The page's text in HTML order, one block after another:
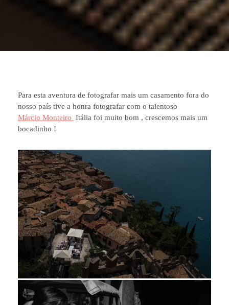
Para esta aventura de fotografar mais um casamento fora do
nosso país tive a honra fotografar com o talentoso
Márcio Monteiro Itália foi muito bom , crescemos mais um
bocadinho !